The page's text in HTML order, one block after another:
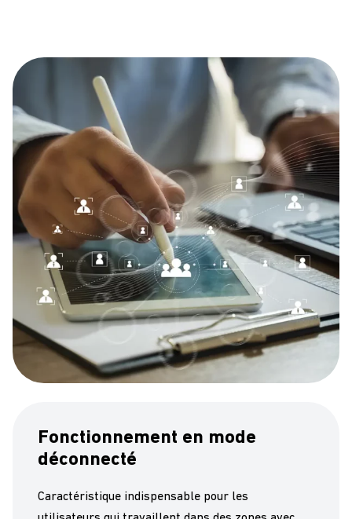
Fonctionnement en mode
déconnecté
Caractéristique indispensable pour les